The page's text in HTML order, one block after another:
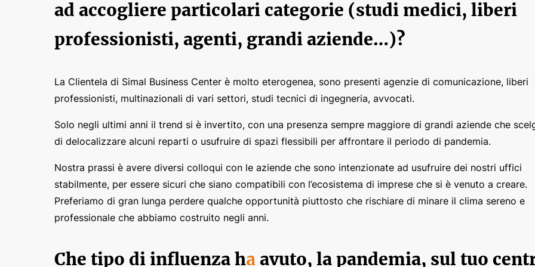
ad accogliere particolari categorie (studi medici, liberi
professionisti, agenti, grandi aziende…)?
La Clientela di Simal Business Center è molto eterogenea, sono presenti agenzie di comunicazione, liberi
professionisti, multinazionali di vari settori, studi tecnici di ingegneria, avvocati.
Solo negli ultimi anni il trend si è invertito, con una presenza sempre maggiore di grandi aziende che
di delocalizzare alcuni reparti o usufruire di spazi flessibili per affrontare il periodo di pandemia.
Nostra prassi è avere diversi colloqui con le aziende che sono intenzionate ad usufruire dei nostri uffici
stabilmente, per essere sicuri che siano compatibili con l’ecosistema di imprese che si è venuto a creare.
Preferiamo di gran lunga perdere qualche opportunità piuttosto che rischiare di minare il clima sereno e
professionale che abbiamo costruito negli anni.
Che tipo di influenza haavuto, la pandemia, sul tuo